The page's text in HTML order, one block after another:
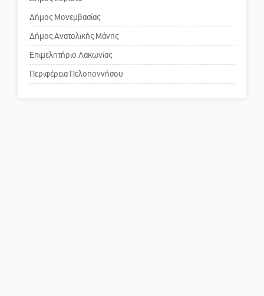
για τη λειτουργία του ΚΑΠΗ
Το δικό σας σχόλιο: Παράδειγμα
κοινωνικής αναισθησίας
Δήμος Μονεμβασίας
Δήμος Ανατολικής Μάνης
Επιμελητήριο Λακωνίας
Περιφέρεια Πελοποννήσου